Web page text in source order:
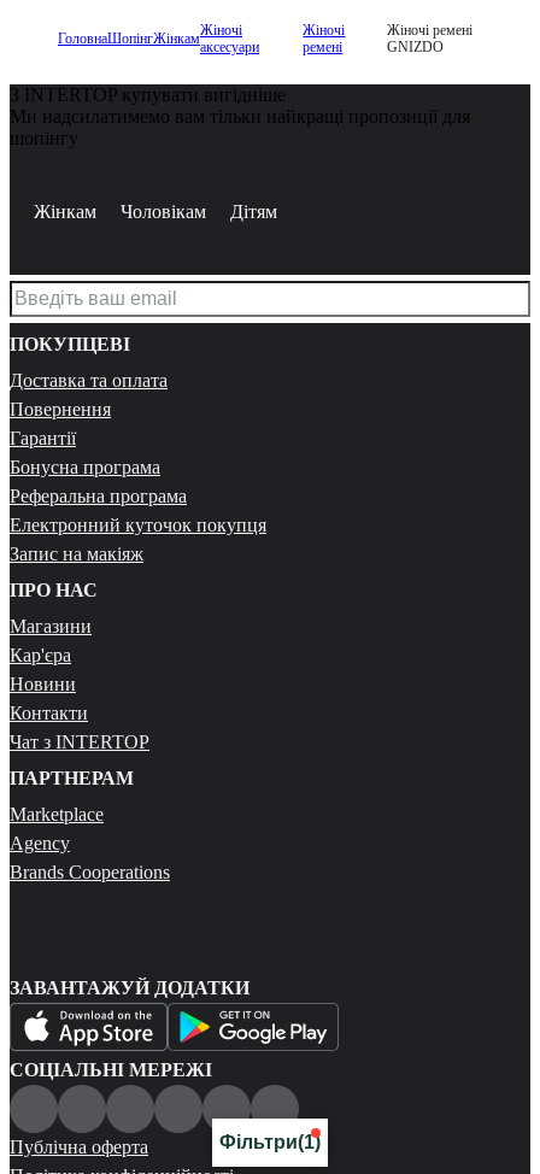
ГоловнаШопінгЖінкамЖіночі
аксесуари
Жіночі
ремені
Жіночі ремені
GNIZDO
Фільтри(1)
З INTERTOP купувати вигідніше
Ми надсилатимемо вам тільки найкращі пропозиції для
шопінгу
Жінкам Чоловікам Дітям
ПОКУПЦЕВІ
Доставка та оплата
Повернення
Гарантії
Бонусна програма
Реферальна програма
Електронний куточок покупця
Запис на макіяж
ПРО НАС
Магазини
Кар'єра
Новини
Контакти
Чат з INTERTOP
ПАРТНЕРАМ
Marketplace
Agency
Brands Cooperations
ЗАВАНТАЖУЙ ДОДАТКИ
СОЦІАЛЬНІ МЕРЕЖІ
Публічна оферта